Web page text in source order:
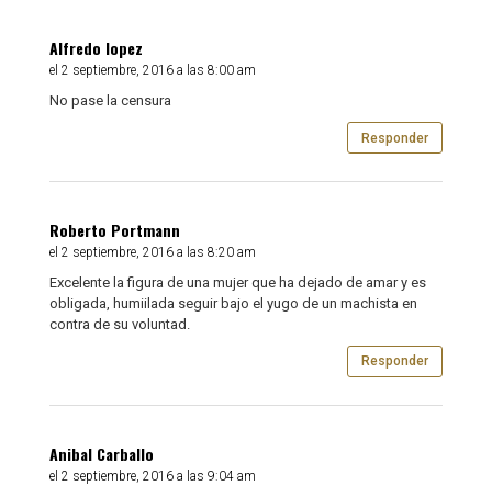
Alfredo lopez
el 2 septiembre, 2016 a las 8:00 am
No pase la censura
Responder
Roberto Portmann
el 2 septiembre, 2016 a las 8:20 am
Excelente la figura de una mujer que ha dejado de amar y es
obligada, humiilada seguir bajo el yugo de un machista en
contra de su voluntad.
Responder
Anibal Carballo
el 2 septiembre, 2016 a las 9:04 am